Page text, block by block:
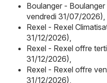
Boulanger -
vendredi 31/07/2026)
Rexel - Rexel
31/12/2026)
Rexel - Rexel offre
31/12/2026)
Rexel - Rexel offre
31/12/2026)